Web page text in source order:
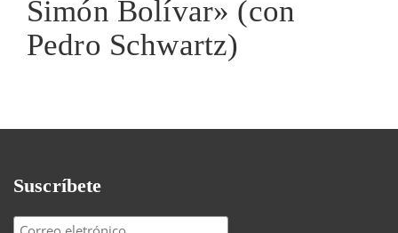
Simón Bolívar» (con
Pedro Schwartz)
Suscríbete